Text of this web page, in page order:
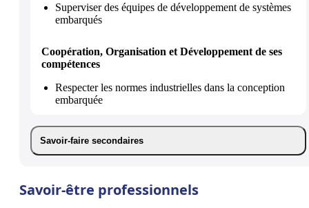
Superviser des équipes de développement de systèmes
embarqués
Coopération, Organisation et Développement de ses
compétences
Respecter les normes industrielles dans la conception
embarquée
Savoir-faire secondaires
Savoir-être professionnels